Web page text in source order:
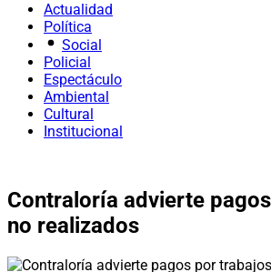
Actualidad
Política
Social
Policial
Espectáculo
Ambiental
Cultural
Institucional
Contraloría advierte
no realizados